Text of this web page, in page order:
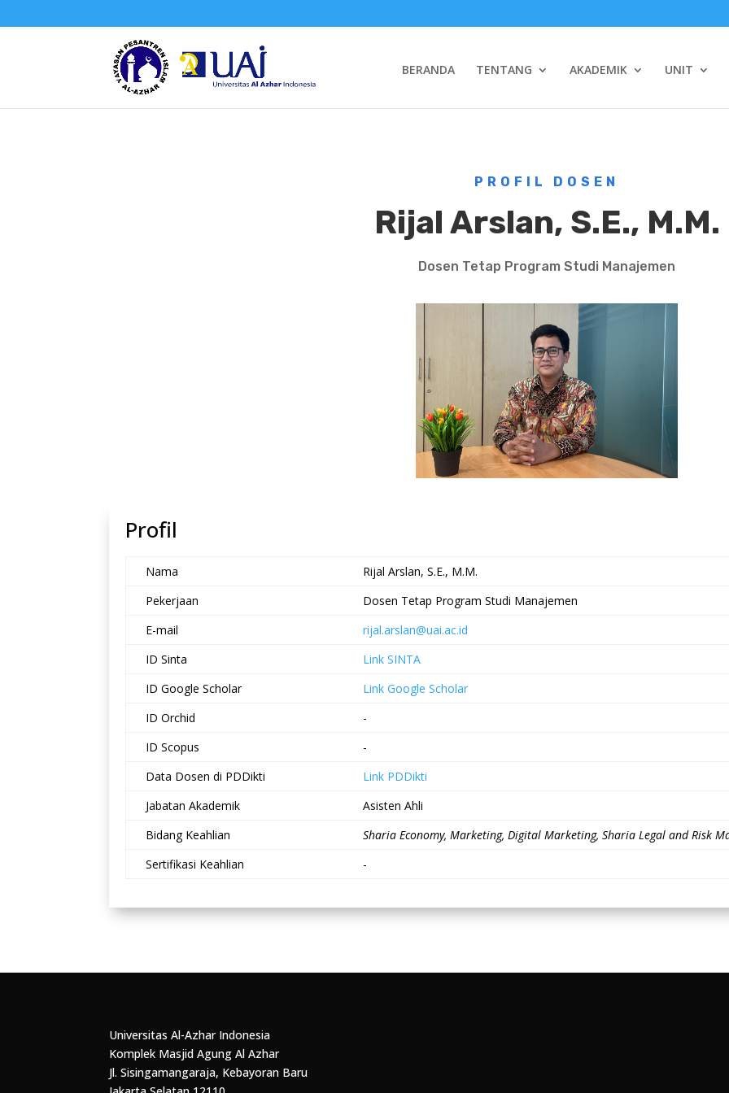
BERANDA TENTANG AKADEMIK UNIT
PROFIL DOSEN
Rijal Arslan, S.E., M.M.
Dosen Tetap Program Studi Manajemen
Profil
Nama
Rijal Arslan, S.E., M.M.
Pekerjaan
Dosen Tetap Program Studi Manajemen
E-mail
rijal.arslan@uai.ac.id
ID Sinta
Link SINTA
ID Google Scholar
Link Google Scholar
ID Orchid
-
ID Scopus
-
Data Dosen di PDDikti
Link PDDikti
Jabatan Akademik
Asisten Ahli
Bidang Keahlian
Sharia Economy, Marketing, Digital Marketing, Sharia Legal and Risk
Sertifikasi Keahlian
-
Universitas Al-Azhar Indonesia
Komplek Masjid Agung Al Azhar
Jl. Sisingamangaraja, Kebayoran Baru